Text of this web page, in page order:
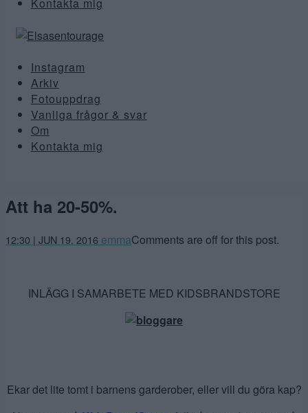
Kontakta mig
Instagram
Arkiv
Fotouppdrag
Vanliga frågor & svar
Om
Kontakta mig
Att ha 20-50%.
12:30 | JUN 19. 2016 emmaComments are off for this post.
INLÄGG I SAMARBETE MED KIDSBRANDSTORE
Ekar det lite tomt i barnens garderober, eller vill du göra kap?